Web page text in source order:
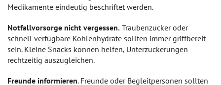
Medikamente eindeutig beschriftet werden.
Notfallvorsorge nicht vergessen. Traubenzucker oder
schnell verfügbare Kohlenhydrate sollten immer griffbereit
sein. Kleine Snacks können helfen, Unterzuckerungen
rechtzeitig auszugleichen.
Freunde informieren. Freunde oder Begleitpersonen sollten